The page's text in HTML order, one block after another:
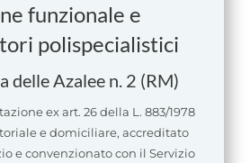
funzionale e
polispecialistici
delle Azalee n. 2 (RM)
ex art. 26 della L. 883/1978
e domiciliare, accreditato
e convenzionato con il Servizio